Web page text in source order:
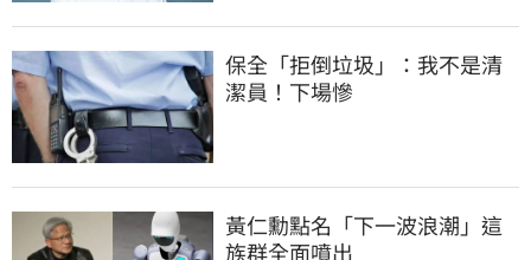
保全「拒倒垃圾」：我不是清
潔員！下場慘
黃仁勳點名「下一波浪潮」這
族群全面噴出